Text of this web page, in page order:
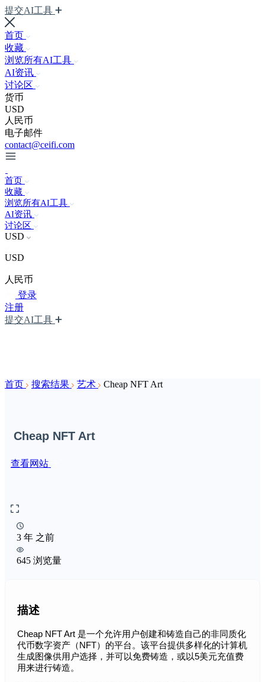
提交AI工具
首页
收藏
浏览所有AI工具
AI资讯
讨论区
货币
USD
人民币
电子邮件
contact@ceifi.com
首页
收藏
浏览所有AI工具
AI资讯
讨论区
USD
USD
人民币
登录
注册
提交AI工具
首页 搜索结果 艺术 Cheap NFT Art
Cheap NFT Art
查看网站
3 年 之前
645 浏览量
描述
Cheap NFT Art 是一个允许用户创建和铸造自己的非同质化
代币数字资产（NFT）的平台。该平台提供多样化的计算机
生成图像供用户选择，并可以免费铸造，或以5美元充值费
用来进行铸造。